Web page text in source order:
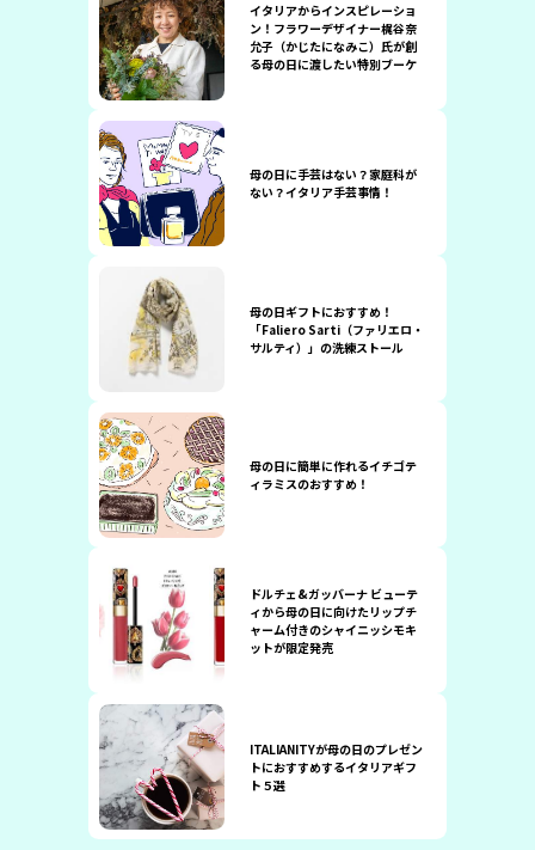
イタリアからインスピレーショ
ン！フラワーデザイナー梶谷奈
允子（かじたになみこ）氏が創
る母の日に渡したい特別ブーケ
母の日に手芸はない？家庭科が
ない？イタリア手芸事情！
母の日ギフトにおすすめ！
「Faliero Sarti（ファリエロ・
サルティ）」の洗練ストール
母の日に簡単に作れるイチゴテ
ィラミスのおすすめ！
ドルチェ&ガッバーナ ビューテ
ィから母の日に向けたリップチ
ャーム付きのシャイニッシモキ
ットが限定発売
ITALIANITYが母の日のプレゼン
トにおすすめするイタリアギフ
ト５選